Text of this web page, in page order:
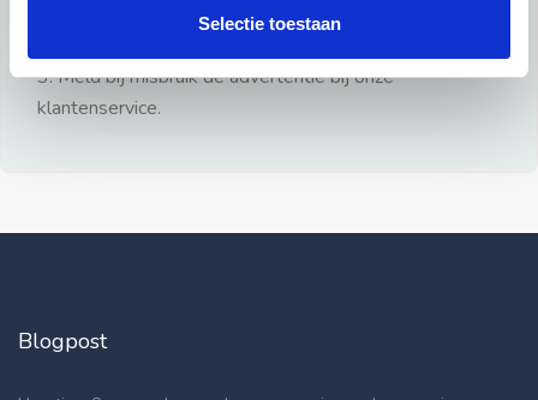
Selectie toestaan
3: Meld bij misbruik de advertentie bij onze
klantenservice.
Blogpost